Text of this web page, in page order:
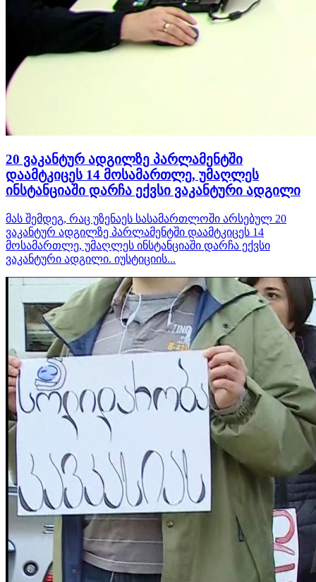
20 ვაკანტურ ადგილზე პარლამენტში
დაამტკიცეს 14 მოსამართლე, უმაღლეს
ინსტანციაში დარჩა ექვსი ვაკანტური ადგილი
მას შემდეგ, რაც უზენაეს სასამართლოში არსებულ 20
ვაკანტურ ადგილზე პარლამენტში დაამტკიცეს 14
მოსამართლე, უმაღლეს ინსტანციაში დარჩა ექვსი
ვაკანტური ადგილი. იუსტიციის...